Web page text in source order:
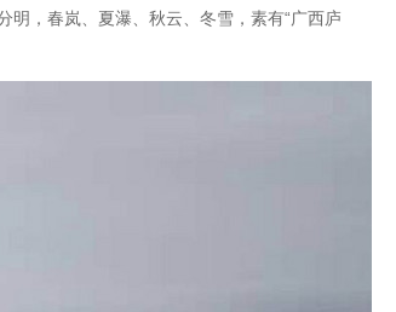
，春岚、夏瀑、秋云、冬雪，素有“广西庐